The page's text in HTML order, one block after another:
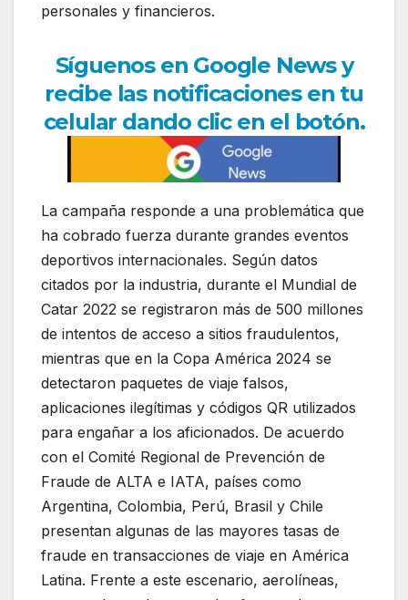
personales y financieros.
Síguenos en Google News y
recibe las notificaciones en tu
celular dando clic en el botón.
La campaña responde a una problemática que
ha cobrado fuerza durante grandes eventos
deportivos internacionales. Según datos
citados por la industria, durante el Mundial de
Catar 2022 se registraron más de 500 millones
de intentos de acceso a sitios fraudulentos,
mientras que en la Copa América 2024 se
detectaron paquetes de viaje falsos,
aplicaciones ilegítimas y códigos QR utilizados
para engañar a los aficionados. De acuerdo
con el Comité Regional de Prevención de
Fraude de ALTA e IATA, países como
Argentina, Colombia, Perú, Brasil y Chile
presentan algunas de las mayores tasas de
fraude en transacciones de viaje en América
Latina. Frente a este escenario, aerolíneas,